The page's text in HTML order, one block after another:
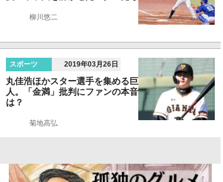
柳川悠二
スポーツ 2019年03月26日
丸佳浩ほかスター選手を集める巨
人。「金満」批判にファンの本音
は？
菊地高弘